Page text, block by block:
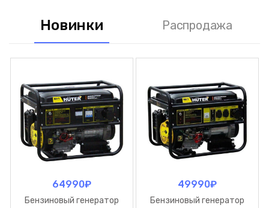
Новинки Распродажа
64990₽
Бензиновый генератор
49990₽
Бензиновый генератор